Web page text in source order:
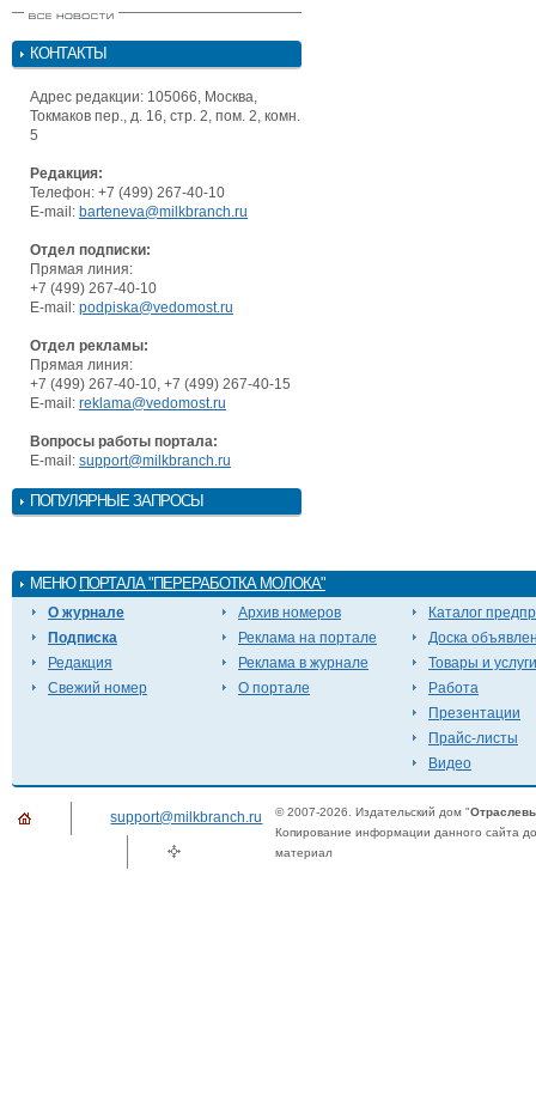
КОНТАКТЫ
Адрес редакции: 105066, Москва,
Токмаков пер., д. 16, стр. 2, пом. 2, комн.
5
Редакция:
Телефон: +7 (499) 267-40-10
E-mail: barteneva@milkbranch.ru
Отдел подписки:
Прямая линия:
+7 (499) 267-40-10
E-mail: podpiska@vedomost.ru
Отдел рекламы:
Прямая линия:
+7 (499) 267-40-10, +7 (499) 267-40-15
E-mail: reklama@vedomost.ru
Вопросы работы портала:
E-mail: support@milkbranch.ru
ПОПУЛЯРНЫЕ ЗАПРОСЫ
МЕНЮ ПОРТАЛА "ПЕРЕРАБОТКА МОЛОКА"
О журнале
Подписка
Редакция
Свежий номер
Архив номеров
Реклама на портале
Реклама в журнале
О портале
Каталог
Доска
Товары и услуги
Работа
Презентации
Прайс-листы
Видео
support@milkbranch.ru © 2007-2026. Издательский дом "
Копирование информации данного сайта
материал